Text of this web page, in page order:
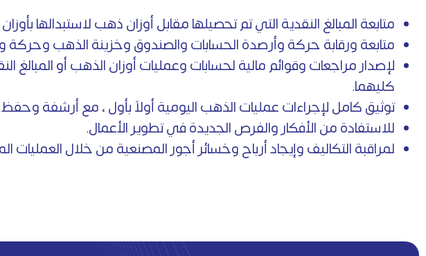
متابعة المبالغ النقدية التي تم تحصيلها مقابل أوزان ذهب لاستبدالها
متابعة ورقابة حركة وأرصدة الحسابات والصندوق وخزينة الذهب وحركة
لإصدار مراجعات وقوائم مالية لحسابات وعمليات أوزان الذهب أو المبالغ
كليهما.
توثيق كامل لإجراءات عمليات الذهب اليومية أولاً بأول ، مع أرشفة
للاستفادة من الأفكار والفرص الجديدة في تطوير الأعمال.
لمراقبة التكاليف وإيجاد أرباح وخسائر أجور المصنعية من خلال العمليات